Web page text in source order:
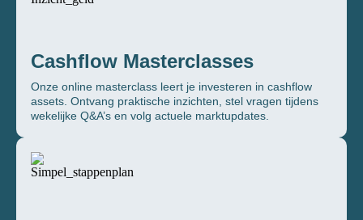
Cashflow Masterclasses
Onze online masterclass leert je investeren in cashflow
assets. Ontvang praktische inzichten, stel vragen tijdens
wekelijke Q&A’s en volg actuele marktupdates.